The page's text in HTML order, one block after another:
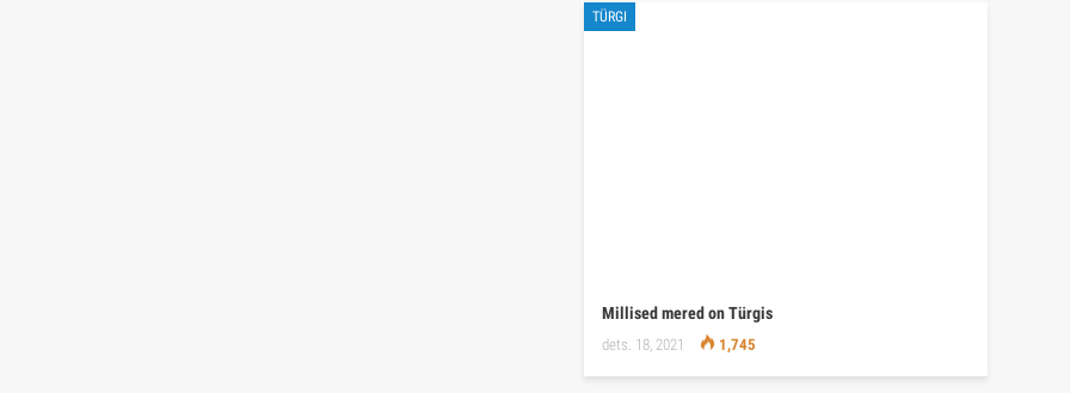
TÜRGI
Millised mered on Türgis
dets. 18, 2021 1,745